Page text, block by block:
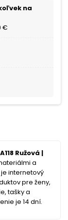
na
€
Ružová |
a
je internetový
pre ženy,
tašky a
je 14 dní.